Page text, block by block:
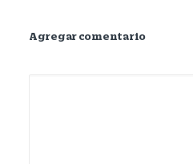
Agregar comentario